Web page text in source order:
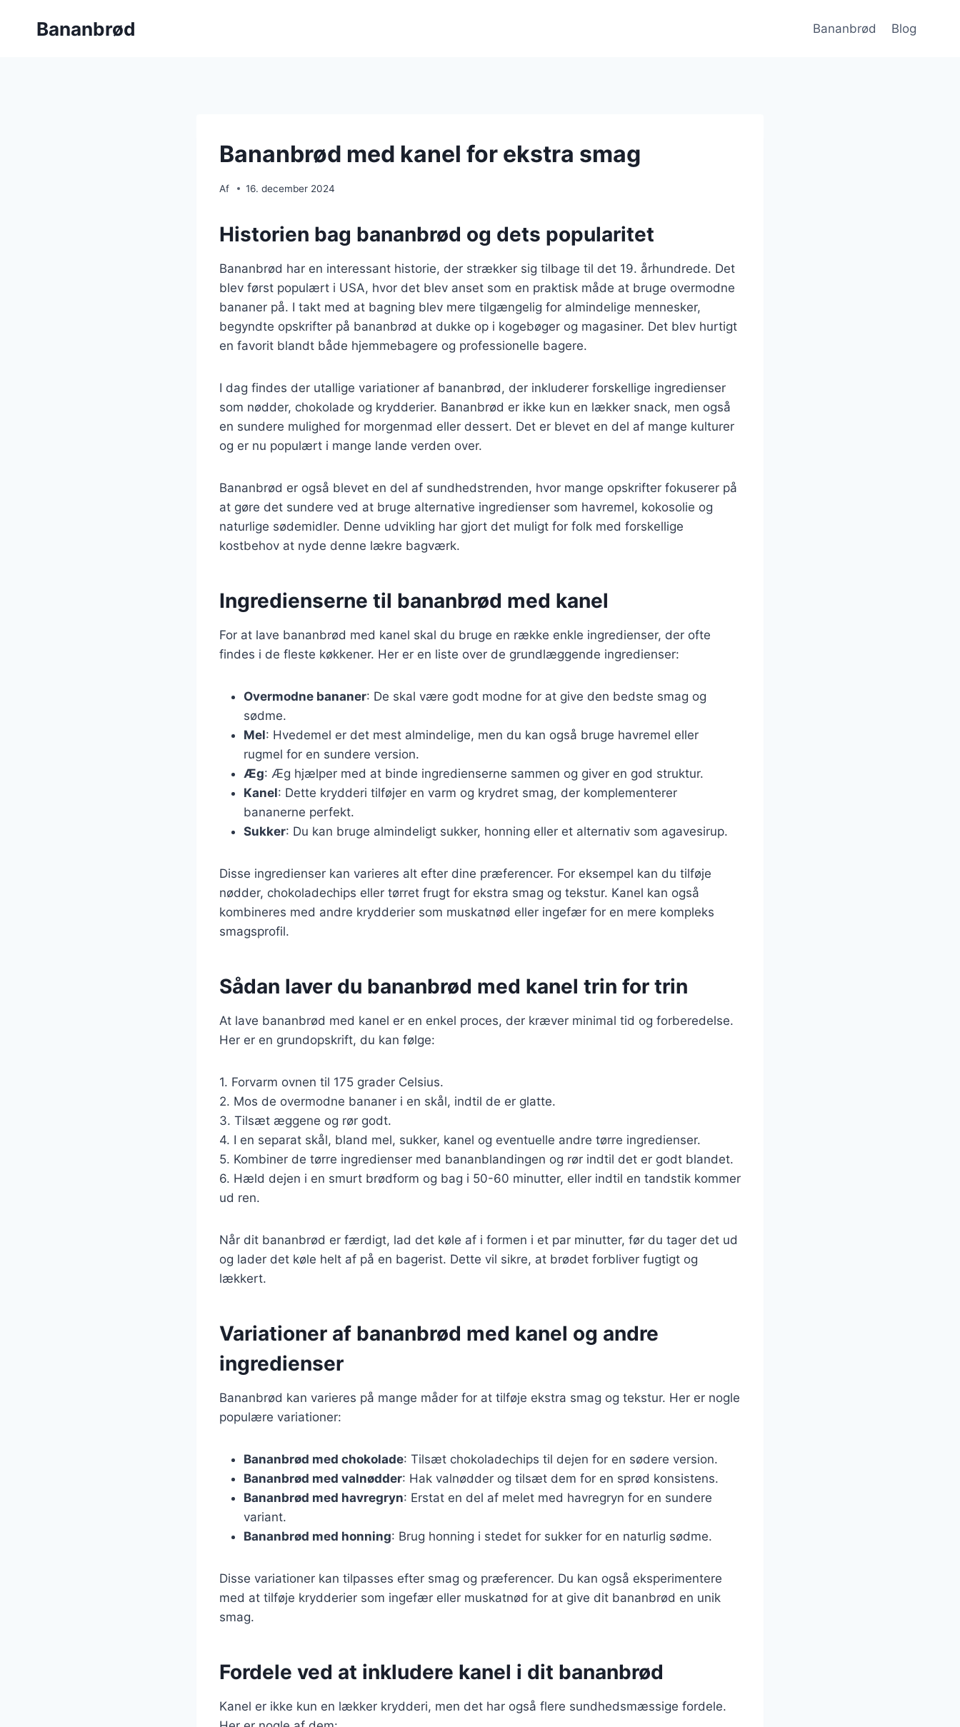
Bananbrød Bananbrød Blog
Bananbrød med kanel for ekstra smag
Af 16. december 2024
Historien bag bananbrød og dets popularitet
Bananbrød har en interessant historie, der strækker sig tilbage til det 19. århundrede. Det
blev først populært i USA, hvor det blev anset som en praktisk måde at bruge overmodne
bananer på. I takt med at bagning blev mere tilgængelig for almindelige mennesker,
begyndte opskrifter på bananbrød at dukke op i kogebøger og magasiner. Det blev hurtigt
en favorit blandt både hjemmebagere og professionelle bagere.
I dag findes der utallige variationer af bananbrød, der inkluderer forskellige ingredienser
som nødder, chokolade og krydderier. Bananbrød er ikke kun en lækker snack, men også
en sundere mulighed for morgenmad eller dessert. Det er blevet en del af mange kulturer
og er nu populært i mange lande verden over.
Bananbrød er også blevet en del af sundhedstrenden, hvor mange opskrifter fokuserer på
at gøre det sundere ved at bruge alternative ingredienser som havremel, kokosolie og
naturlige sødemidler. Denne udvikling har gjort det muligt for folk med forskellige
kostbehov at nyde denne lækre bagværk.
Ingredienserne til bananbrød med kanel
For at lave bananbrød med kanel skal du bruge en række enkle ingredienser, der ofte
findes i de fleste køkkener. Her er en liste over de grundlæggende ingredienser:
Overmodne bananer: De skal være godt modne for at give den bedste smag og
sødme.
Mel: Hvedemel er det mest almindelige, men du kan også bruge havremel eller
rugmel for en sundere version.
Æg: Æg hjælper med at binde ingredienserne sammen og giver en god struktur.
Kanel: Dette krydderi tilføjer en varm og krydret smag, der komplementerer
bananerne perfekt.
Sukker: Du kan bruge almindeligt sukker, honning eller et alternativ som agavesirup.
Disse ingredienser kan varieres alt efter dine præferencer. For eksempel kan du tilføje
nødder, chokoladechips eller tørret frugt for ekstra smag og tekstur. Kanel kan også
kombineres med andre krydderier som muskatnød eller ingefær for en mere kompleks
smagsprofil.
Sådan laver du bananbrød med kanel trin for trin
At lave bananbrød med kanel er en enkel proces, der kræver minimal tid og forberedelse.
Her er en grundopskrift, du kan følge:
1. Forvarm ovnen til 175 grader Celsius.
2. Mos de overmodne bananer i en skål, indtil de er glatte.
3. Tilsæt æggene og rør godt.
4. I en separat skål, bland mel, sukker, kanel og eventuelle andre tørre ingredienser.
5. Kombiner de tørre ingredienser med bananblandingen og rør indtil det er godt blandet.
6. Hæld dejen i en smurt brødform og bag i 50-60 minutter, eller indtil en tandstik kommer
ud ren.
Når dit bananbrød er færdigt, lad det køle af i formen i et par minutter, før du tager det ud
og lader det køle helt af på en bagerist. Dette vil sikre, at brødet forbliver fugtigt og
lækkert.
Variationer af bananbrød med kanel og andre
ingredienser
Bananbrød kan varieres på mange måder for at tilføje ekstra smag og tekstur. Her er nogle
populære variationer:
Bananbrød med chokolade: Tilsæt chokoladechips til dejen for en sødere version.
Bananbrød med valnødder: Hak valnødder og tilsæt dem for en sprød konsistens.
Bananbrød med havregryn: Erstat en del af melet med havregryn for en sundere
variant.
Bananbrød med honning: Brug honning i stedet for sukker for en naturlig sødme.
Disse variationer kan tilpasses efter smag og præferencer. Du kan også eksperimentere
med at tilføje krydderier som ingefær eller muskatnød for at give dit bananbrød en unik
smag.
Fordele ved at inkludere kanel i dit bananbrød
Kanel er ikke kun en lækker krydderi, men det har også flere sundhedsmæssige fordele.